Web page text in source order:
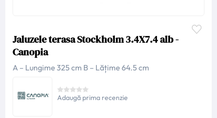
Jaluzele terasa Stockholm 3.4X7.4 alb -
Canopia
A – Lungime 325 cm B – Lățime 64.5 cm
Adaugă prima recenzie